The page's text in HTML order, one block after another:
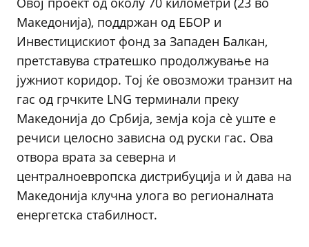
Македонија), поддржан од ЕБОР и
Инвестицискиот фонд за Западен Балкан,
претставува стратешко продолжување на
јужниот коридор. Тој ќе овозможи транзит на
гас од грчките LNG терминали преку
Македонија до Србија, земја која сè уште е
речиси целосно зависна од руски гас. Ова
отвора врата за северна и
централноевропска дистрибуција и ѝ дава на
Македонија клучна улога во регионалната
енергетска стабилност.